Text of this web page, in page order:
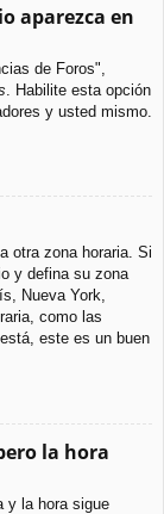
aparezca en
de Foros",
. Habilite esta opción
y usted mismo.
otra zona horaria. Si
y defina su zona
Nueva York,
como las
este es un buen
la hora
y la hora sigue